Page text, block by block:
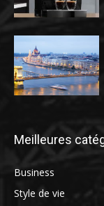
Meilleures
Business
Style de vie